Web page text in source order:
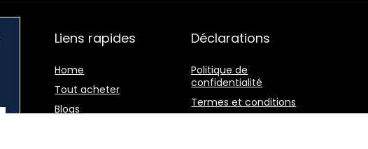
Liens rapides
Home
Tout acheter
Blogs
Déclarations
Politique de
confidentialité
Termes et conditions